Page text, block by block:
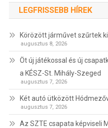
LEGFRISSEBB HÍREK
Körözött járművet szűrtek
augusztus 8, 2026
Öt új játékossal és új
a KÉSZ-St. Mihály-Szeged
augusztus 7, 2026
Két autó ütközött
augusztus 7, 2026
Az SZTE csapata képviseli